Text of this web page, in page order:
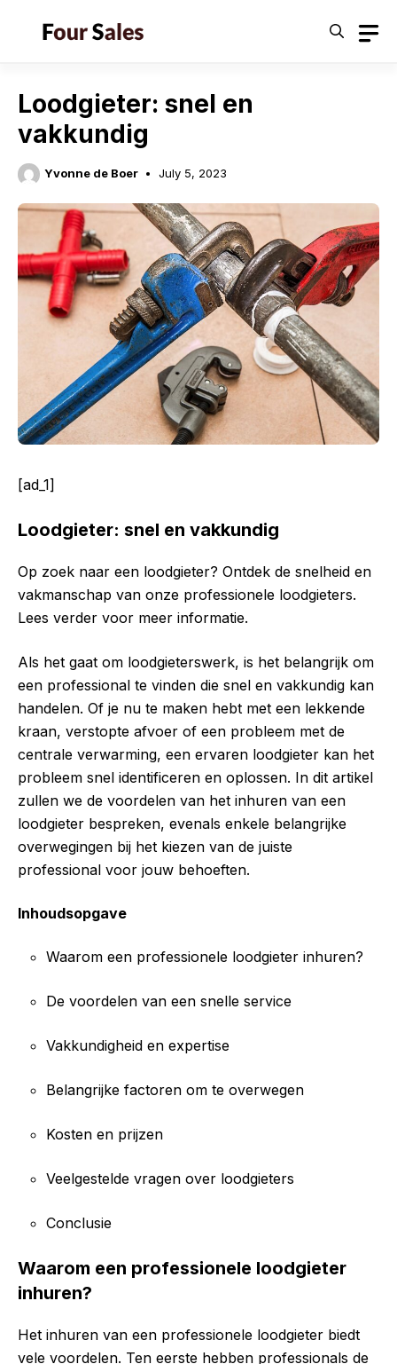
Loodgieter: snel en
vakkundig
Yvonne de Boer July 5, 2023
[ad_1]
Loodgieter: snel en vakkundig
Op zoek naar een loodgieter? Ontdek de snelheid en
vakmanschap van onze professionele loodgieters.
Lees verder voor meer informatie.
Als het gaat om loodgieterswerk, is het belangrijk om
een professional te vinden die snel en vakkundig kan
handelen. Of je nu te maken hebt met een lekkende
kraan, verstopte afvoer of een probleem met de
centrale verwarming, een ervaren loodgieter kan het
probleem snel identificeren en oplossen. In dit artikel
zullen we de voordelen van het inhuren van een
loodgieter bespreken, evenals enkele belangrijke
overwegingen bij het kiezen van de juiste
professional voor jouw behoeften.
Inhoudsopgave
Waarom een professionele loodgieter inhuren?
De voordelen van een snelle service
Vakkundigheid en expertise
Belangrijke factoren om te overwegen
Kosten en prijzen
Veelgestelde vragen over loodgieters
Conclusie
Waarom een professionele loodgieter
inhuren?
Het inhuren van een professionele loodgieter biedt
vele voordelen. Ten eerste hebben professionals de